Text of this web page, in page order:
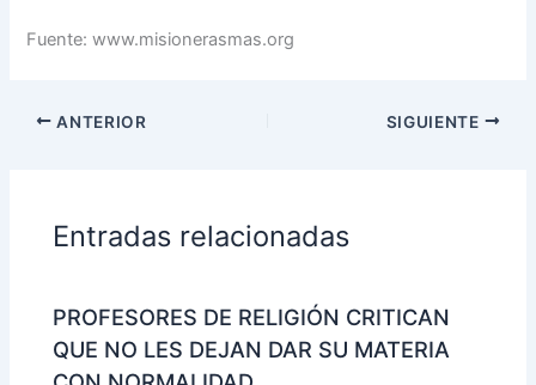
Fuente: www.misionerasmas.org
ANTERIOR SIGUIENTE
Entradas relacionadas
PROFESORES DE RELIGIÓN CRITICAN
QUE NO LES DEJAN DAR SU MATERIA